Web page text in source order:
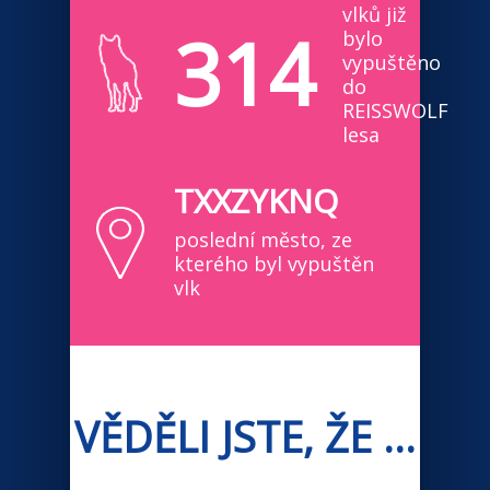
314
vlků již
bylo
vypuštěno
do
REISSWOLF
lesa
TXXZYKNQ
poslední město, ze
kterého byl vypuštěn
vlk
VĚDĚLI JSTE, ŽE ...